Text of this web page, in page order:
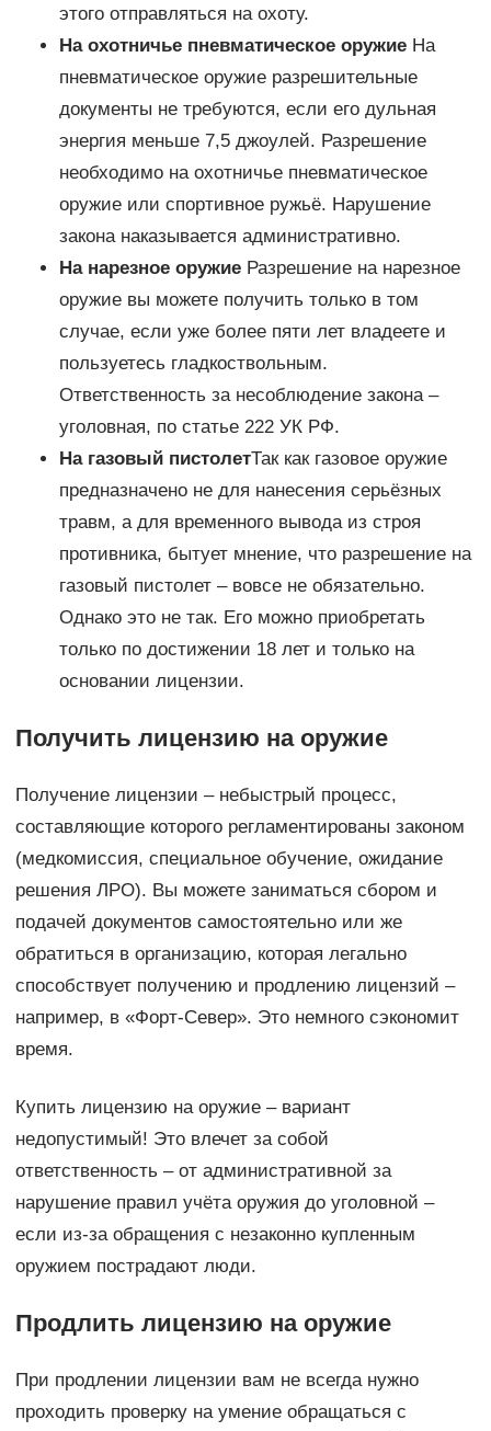
этого отправляться на охоту.
На охотничье пневматическое оружиеНа
пневматическое оружие разрешительные
документы не требуются, если его дульная
энергия меньше 7,5 джоулей. Разрешение
необходимо на охотничье пневматическое
оружие или спортивное ружьё. Нарушение
закона наказывается административно.
На нарезное оружиеРазрешение на нарезное
оружие вы можете получить только в том
случае, если уже более пяти лет владеете и
пользуетесь гладкоствольным.
Ответственность за несоблюдение закона –
уголовная, по статье 222 УК РФ.
На газовый пистолетТак как газовое оружие
предназначено не для нанесения серьёзных
травм, а для временного вывода из строя
противника, бытует мнение, что разрешение на
газовый пистолет – вовсе не обязательно.
Однако это не так. Его можно приобретать
только по достижении 18 лет и только на
основании лицензии.
Получить лицензию на оружие
Получение лицензии – небыстрый процесс,
составляющие которого регламентированы законом
(медкомиссия, специальное обучение, ожидание
решения ЛРО). Вы можете заниматься сбором и
подачей документов самостоятельно или же
обратиться в организацию, которая легально
способствует получению и продлению лицензий –
например, в «Форт-Север». Это немного сэкономит
время.
Купить лицензию на оружие – вариант
недопустимый! Это влечет за собой
ответственность – от административной за
нарушение правил учёта оружия до уголовной –
если из-за обращения с незаконно купленным
оружием пострадают люди.
Продлить лицензию на оружие
При продлении лицензии вам не всегда нужно
проходить проверку на умение обращаться с